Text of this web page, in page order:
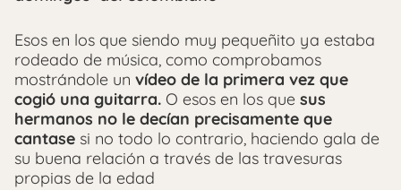
Esos en los que siendo muy pequeñito ya estaba
rodeado de música, como comprobamos
mostrándole un vídeo de la primera vez que
cogió una guitarra. O esos en los que sus
hermanos no le decían precisamente que
cantase si no todo lo contrario, haciendo gala de
su buena relación a través de las travesuras
propias de la edad